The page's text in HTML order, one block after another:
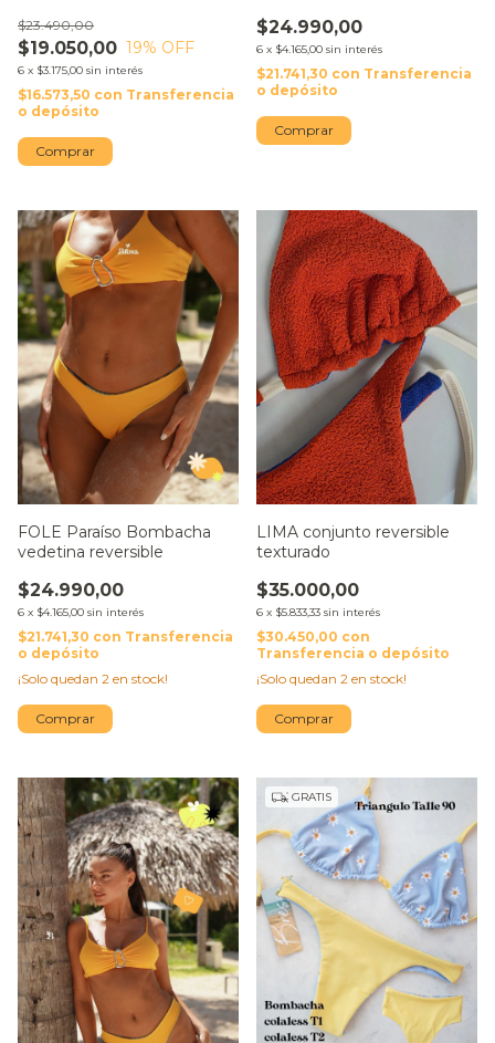
$19.050,00
$23.490,00
19% OFF
6 x $3.175,00 sin interés
$16.573,50 con Transferencia
o depósito
Comprar
$24.990,00
6 x $4.165,00 sin interés
$21.741,30 con Transferencia
o depósito
Comprar
FOLE Paraíso Bombacha
vedetina reversible
$24.990,00
6 x $4.165,00 sin interés
$21.741,30 con Transferencia
o depósito
¡Solo quedan 2 en stock!
Comprar
LIMA conjunto reversible
texturado
$35.000,00
6 x $5.833,33 sin interés
$30.450,00 con
Transferencia o depósito
¡Solo quedan 2 en stock!
Comprar
GRATIS